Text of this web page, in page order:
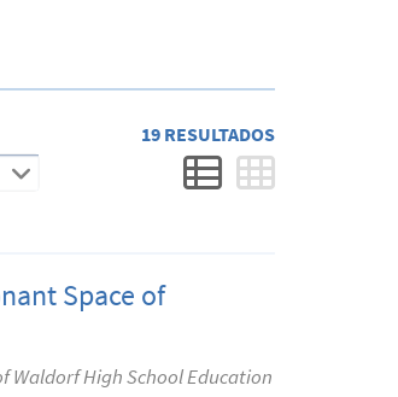
19 RESULTADOS
Space of
Waldorf High School Education